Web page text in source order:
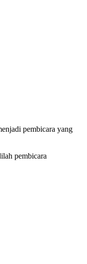
pembicara yang
pembicara